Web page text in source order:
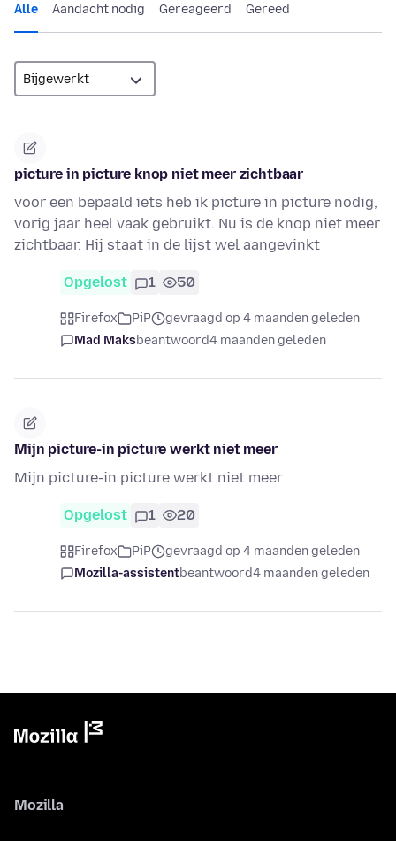
Alle Aandacht nodig Gereageerd Gereed
picture in picture knop niet meer zichtbaar
voor een bepaald iets heb ik picture in picture nodig,
vorig jaar heel vaak gebruikt. Nu is de knop niet meer
zichtbaar. Hij staat in de lijst wel aangevinkt
Opgelost 1 50
Firefox PiP
gevraagd op 4 maanden geleden
Mad Maksbeantwoord4 maanden geleden
Mijn picture-in picture werkt niet meer
Mijn picture-in picture werkt niet meer
Opgelost 1 20
Firefox PiP
gevraagd op 4 maanden geleden
Mozilla-assistentbeantwoord4 maanden geleden
Mozilla